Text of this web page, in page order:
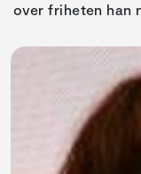
over friheten han